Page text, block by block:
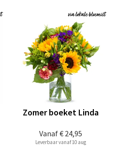
Vanaf€ 24,95
Zomer boeket Linda
Leverbaar vanaf 10 aug